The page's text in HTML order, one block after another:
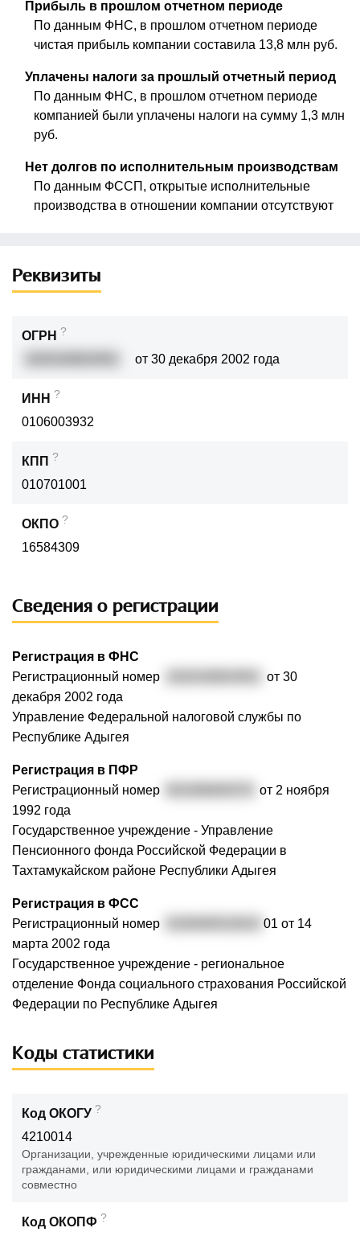
Прибыль в прошлом отчетном периоде
По данным ФНС, в прошлом отчетном периоде
чистая прибыль компании составила 13,8 млн руб.
Уплачены налоги за прошлый отчетный период
По данным ФНС, в прошлом отчетном периоде
компанией были уплачены налоги на сумму 1,3 млн
руб.
Нет долгов по исполнительным производствам
По данным ФССП, открытые исполнительные
производства в отношении компании отсутствуют
Реквизиты
ОГРН ?
от 30 декабря 2002 года
ИНН ?
0106003932
КПП ?
010701001
ОКПО ?
16584309
Сведения о регистрации
Регистрация в ФНС
Регистрационный номер
от 30
декабря 2002 года
Управление Федеральной налоговой службы по
Республике Адыгея
Регистрация в ПФР
Регистрационный номер
от 2 ноября
1992 года
Государственное учреждение - Управление
Пенсионного фонда Российской Федерации в
Тахтамукайском районе Республики Адыгея
Регистрация в ФСС
Регистрационный номер
01 от 14
марта 2002 года
Государственное учреждение - региональное
отделение Фонда социального страхования Российской
Федерации по Республике Адыгея
Коды статистики
Код ОКОГУ ?
4210014
Организации, учрежденные юридическими лицами или
гражданами, или юридическими лицами и гражданами
совместно
Код ОКОПФ ?